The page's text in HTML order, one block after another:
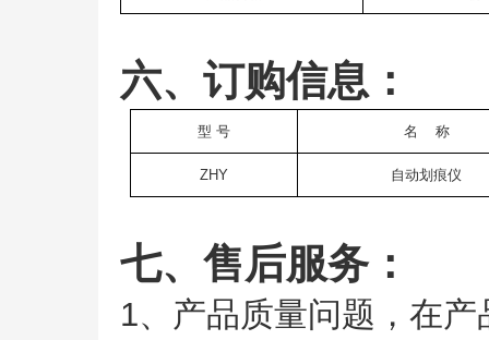
六、订购信息：
型 号 名 称
ZHY 自动划痕仪
七、售后服务：
1、产品质量问题，在